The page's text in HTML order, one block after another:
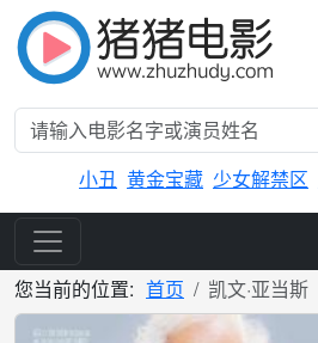
小丑 黄金宝藏 少女解禁区
您当前的位置: 首页 凯文·亚当斯